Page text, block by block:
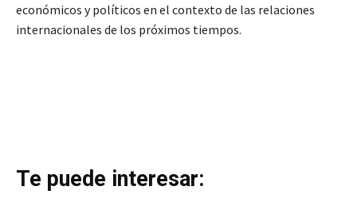
económicos y políticos en el contexto de las relaciones
internacionales de los próximos tiempos.
Te puede interesar: